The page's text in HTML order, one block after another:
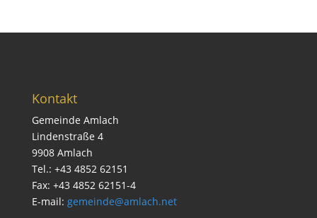
Kontakt
Gemeinde Amlach
Lindenstraße 4
9908 Amlach
Tel.: +43 4852 62151
Fax: +43 4852 62151-4
E-mail: gemeinde@amlach.net